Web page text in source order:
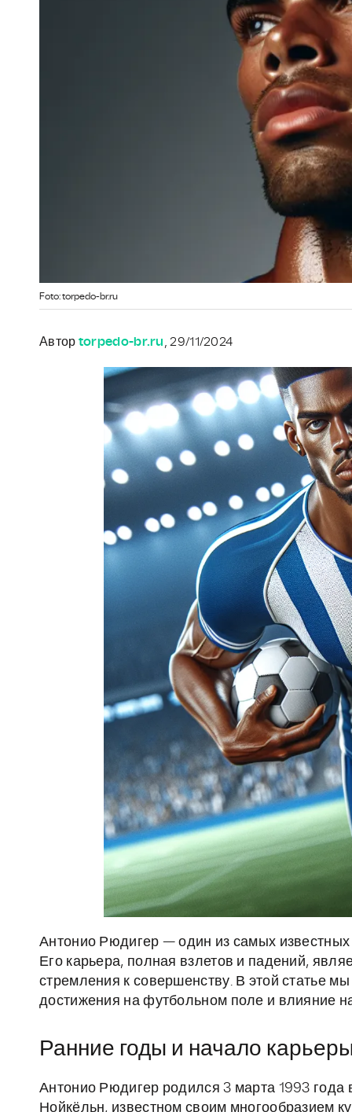
Foto: torpedo-br.ru
Автор torpedo-br.ru, 29/11/2024
Антонио Рюдигер — один из самых
Его карьера, полная взлетов и падений,
стремления к совершенству. В этой статье
достижения на футбольном поле и влияние
Ранние годы и начало
Антонио Рюдигер родился 3 марта 1993
Нойкёльн, известном своим многообразием